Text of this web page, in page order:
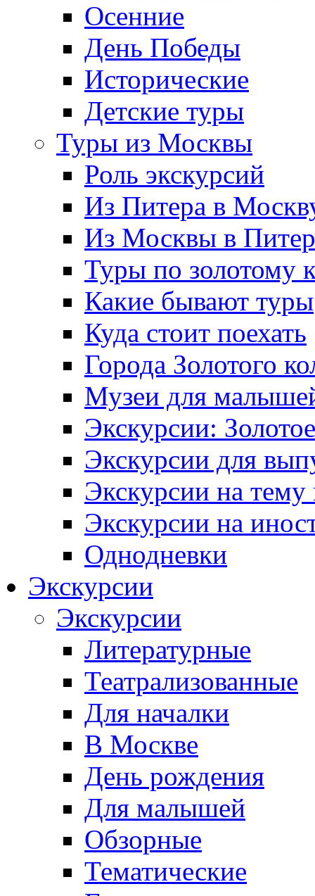
Осенние
День Победы
Исторические
Детские туры
Туры из Москвы
Роль экскурсий
Из Питера в
Из Москвы в Питер
Туры по золотому
Какие бывают туры
Куда стоит поехать
Города Золотого
Музеи для
Экскурсии:
Экскурсии для
Экскурсии на тему
Экскурсии на
Однодневки
Экскурсии
Экскурсии
Литературные
Театрализованные
Для началки
В Москве
День рождения
Для малышей
Обзорные
Тематические